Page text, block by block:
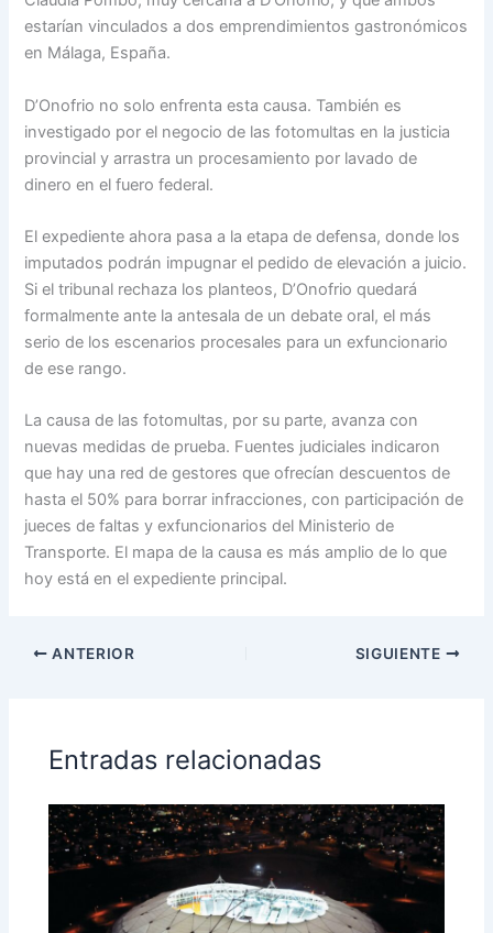
estarían vinculados a dos emprendimientos gastronómicos
en Málaga, España.
D’Onofrio no solo enfrenta esta causa. También es
investigado por el negocio de las fotomultas en la justicia
provincial y arrastra un procesamiento por lavado de
dinero en el fuero federal.
El expediente ahora pasa a la etapa de defensa, donde los
imputados podrán impugnar el pedido de elevación a juicio.
Si el tribunal rechaza los planteos, D’Onofrio quedará
formalmente ante la antesala de un debate oral, el más
serio de los escenarios procesales para un exfuncionario
de ese rango.
La causa de las fotomultas, por su parte, avanza con
nuevas medidas de prueba. Fuentes judiciales indicaron
que hay una red de gestores que ofrecían descuentos de
hasta el 50% para borrar infracciones, con participación de
jueces de faltas y exfuncionarios del Ministerio de
Transporte. El mapa de la causa es más amplio de lo que
hoy está en el expediente principal.
ANTERIOR SIGUIENTE
Entradas relacionadas